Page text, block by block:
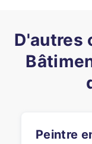
D'autres
Peintre